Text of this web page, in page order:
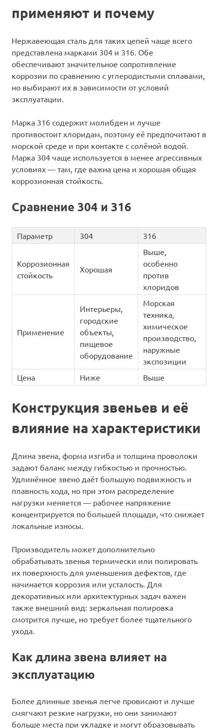
применяют и почему
Нержавеющая сталь для таких цепей чаще всего
представлена марками 304 и 316. Обе
обеспечивают значительное сопротивление
коррозии по сравнению с углеродистыми сплавами,
но выбирают их в зависимости от условий
эксплуатации.
Марка 316 содержит молибден и лучше
противостоит хлоридам, поэтому её предпочитают в
морской среде и при контакте с солёной водой.
Марка 304 чаще используется в менее агрессивных
условиях — там, где важна цена и хорошая общая
коррозионная стойкость.
Сравнение 304 и 316
Параметр 304 316
Коррозионная
стойкость
Хорошая
Выше,
особенно
против
хлоридов
Применение
Интерьеры,
городские
объекты,
пищевое
оборудование
Морская
техника,
химическое
производство,
наружные
экспозиции
Цена
Ниже Выше
Конструкция звеньев и её
влияние на характеристики
Длина звена, форма изгиба и толщина проволоки
задают баланс между гибкостью и прочностью.
Удлинённое звено даёт большую подвижность и
плавность хода, но при этом распределение
нагрузки меняется — рабочее напряжение
концентрируется по большей площади, что снижает
локальные износы.
Производитель может дополнительно
обрабатывать звенья термически или полировать
их поверхность для уменьшения дефектов, где
начинается коррозия или усталость. Для
декоративных или архитектурных задач важен
также внешний вид: зеркальная полировка
смотрится лучше, но требует более тщательного
ухода.
Как длина звена влияет на
эксплуатацию
Более длинные звенья легче провисают и лучше
смягчают резкие нагрузки, но они занимают
больше места при укладке и могут образовывать